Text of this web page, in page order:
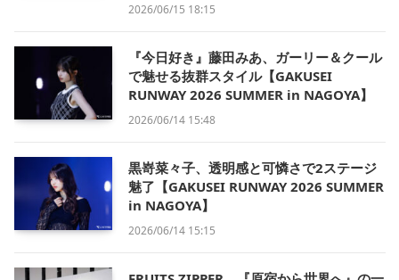
2026/06/15 18:15
『今日好き』藤田みあ、ガーリー＆クール
で魅せる抜群スタイル【GAKUSEI
RUNWAY 2026 SUMMER in NAGOYA】
2026/06/14 15:48
黒嵜菜々子、透明感と可憐さで2ステージ
魅了【GAKUSEI RUNWAY 2026 SUMMER
in NAGOYA】
2026/06/14 15:15